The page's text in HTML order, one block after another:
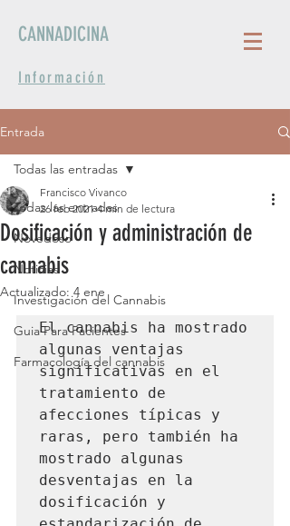
Información
CANNADICINA
Entrada
Todas las entradas
Novedoso
Noticias
Investigación del Cannabis
Guia Para Pacientes
Farmacología del cannabis
Todas las entradas
Dosificación y administración de
cannabis
Francisco Vivanco
26 feb 2021 4 min de lectura
Actualizado:4 ene
El cannabis ha mostrado
algunas ventajas
significativas en el
tratamiento de
afecciones típicas y
raras, pero también ha
mostrado algunas
desventajas en la
dosificación y